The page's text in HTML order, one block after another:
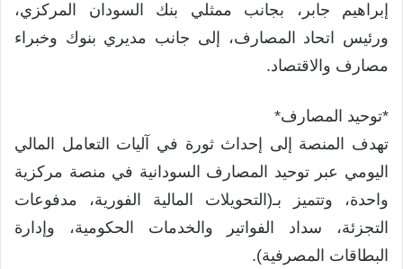
إبراهيم جابر، بجانب ممثلي بنك السودان المركزي،
ورئيس اتحاد المصارف، إلى جانب مديري بنوك وخبراء
مصارف والاقتصاد.
*توحيد المصارف*
تهدف المنصة إلى إحداث ثورة في آليات التعامل المالي
اليومي عبر توحيد المصارف السودانية في منصة مركزية
واحدة، وتتميز بـ(التحويلات المالية الفورية، مدفوعات
التجزئة، سداد الفواتير والخدمات الحكومية، وإدارة
البطاقات المصرفية).